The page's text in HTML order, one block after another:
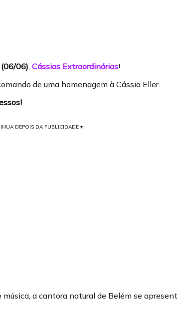
06), Cássias Extraordinárias!
de uma homenagem à Cássia Eller.
DEPOIS DA PUBLICIDADE ▾
a cantora natural de Belém se